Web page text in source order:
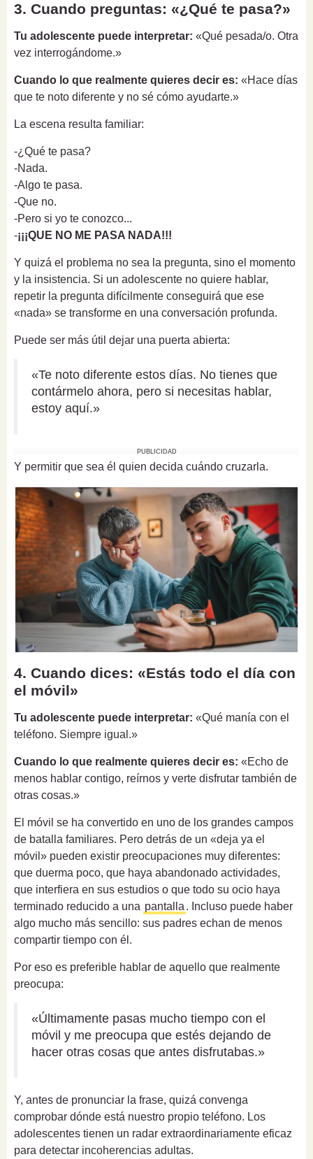
3. Cuando preguntas: «¿Qué te pasa?»
Tu adolescente puede interpretar: «Qué pesada/o. Otra
vez interrogándome.»
Cuando lo que realmente quieres decir es: «Hace días
que te noto diferente y no sé cómo ayudarte.»
La escena resulta familiar:
-¿Qué te pasa?
-Nada.
-Algo te pasa.
-Que no.
-Pero si yo te conozco...
-¡¡¡QUE NO ME PASA NADA!!!
Y quizá el problema no sea la pregunta, sino el momento
y la insistencia. Si un adolescente no quiere hablar,
repetir la pregunta difícilmente conseguirá que ese
«nada» se transforme en una conversación profunda.
Puede ser más útil dejar una puerta abierta:
«Te noto diferente estos días. No tienes que
contármelo ahora, pero si necesitas hablar,
estoy aquí.»
PUBLICIDAD
Y permitir que sea él quien decida cuándo cruzarla.
4. Cuando dices: «Estás todo el día con
el móvil»
Tu adolescente puede interpretar: «Qué manía con el
teléfono. Siempre igual.»
Cuando lo que realmente quieres decir es: «Echo de
menos hablar contigo, reírnos y verte disfrutar también de
otras cosas.»
El móvil se ha convertido en uno de los grandes campos
de batalla familiares. Pero detrás de un «deja ya el
móvil» pueden existir preocupaciones muy diferentes:
que duerma poco, que haya abandonado actividades,
que interfiera en sus estudios o que todo su ocio haya
terminado reducido a una pantalla . Incluso puede haber
algo mucho más sencillo: sus padres echan de menos
compartir tiempo con él.
Por eso es preferible hablar de aquello que realmente
preocupa:
«Últimamente pasas mucho tiempo con el
móvil y me preocupa que estés dejando de
hacer otras cosas que antes disfrutabas.»
Y, antes de pronunciar la frase, quizá convenga
comprobar dónde está nuestro propio teléfono. Los
adolescentes tienen un radar extraordinariamente eficaz
para detectar incoherencias adultas.